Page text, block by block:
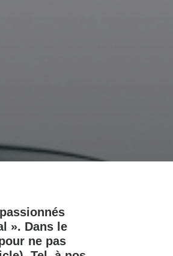
». Dans le
ne pas